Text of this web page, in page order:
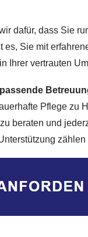
dafür, dass Sie
es, Sie mit
Ihrer vertrauten
Pflege zu
beraten und
zählen